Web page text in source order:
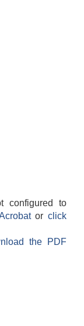
configured to
orclick
the PDF